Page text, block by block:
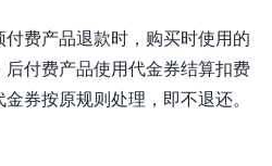
付费产品退款时，购买时使用的
付费产品使用代金券结算扣费
券按原规则处理，即不退还。